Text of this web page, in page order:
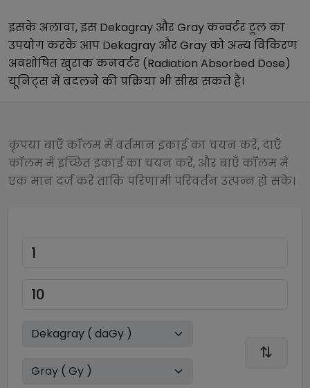
इसके अलावा, इस Dekagray औरGrayकन्वर्टर टूल का
उपयोग करके आप Dekagray औरGrayको अन्यविकिरण
अवशोषित खुराक कनवर्टर (Radiation Absorbed Dose)
यूनिट्स में बदलने की प्रक्रिया भी सीख सकते हैं।
कृपया बाएँ कॉलम में वर्तमान इकाई का चयन करें, दाएँ
कॉलम में इच्छित इकाई का चयन करें, और बाएँ कॉलम में
एक मान दर्ज करें ताकि परिणामी परिवर्तन उत्पन्न हो सके।